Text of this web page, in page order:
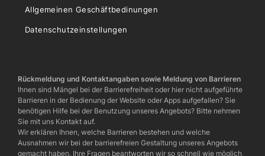
Allgemeinen Geschäftbedinungen
Datenschutzeinstellungen
Rückmeldung und Kontaktangaben sowie Meldung von Barrieren
Ihnen sind Mängel bei der Barrierefreiheit oder hier nicht aufgeführte
Barrieren in der Bedienung der Website oder Apps aufgefallen? Sie
benötigen Hilfe bei der Benutzung unseres Angebots? Bitte nehmen
Sie mit uns Kontakt auf.
Wir erklären Ihnen, welche Barrieren bestehen und welche
Ausnahmen wir bei der barrierefreien Gestaltung unseres Angebots
gemacht haben. Ihre Fragen beantworten wir so schnell wie möglich